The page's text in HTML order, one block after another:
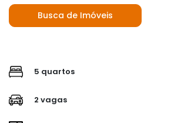
Busca de Imóveis
5 quartos
2 vagas